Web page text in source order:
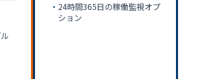
24時間365日の稼働監視オプ
ション